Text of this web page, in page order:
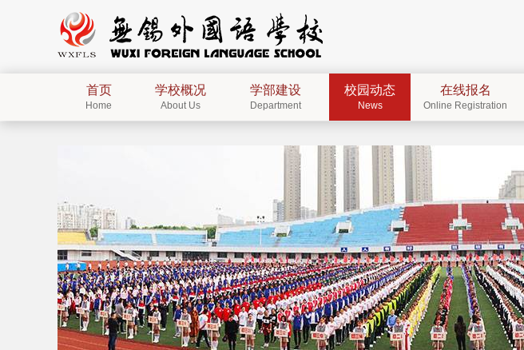
首页
Home
学校概况
About Us
学部建设
Department
校园动态
News
在线报名
Online Registration